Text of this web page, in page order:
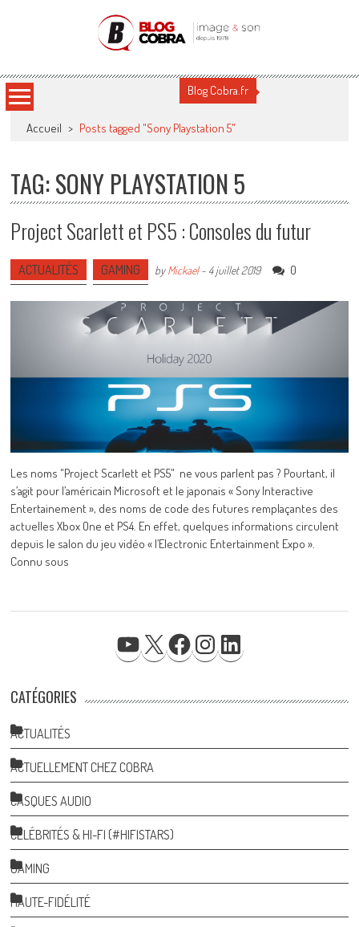
Blog Cobra
Blog Cobra.fr
Accueil > Posts tagged "Sony Playstation 5"
TAG: SONY PLAYSTATION 5
Project Scarlett et PS5 : Consoles du futur
ACTUALITÉS GAMING byMickael- 4 juillet 2019 0
Les noms "Project Scarlett et PS5" ne vous parlent pas ? Pourtant, il
s’agit pour l’américain Microsoft et le japonais « Sony Interactive
Entertainement », des noms de code des futures remplaçantes des
actuelles Xbox One et PS4. En effet, quelques informations circulent
depuis le salon du jeu vidéo « l’Electronic Entertainment Expo ».
Connu sous
YOUTUBE FACEBOOKINSTAGRAM
CATÉGORIES
ACTUALITÉS
ACTUELLEMENT CHEZ COBRA
CASQUES AUDIO
CÉLÉBRITÉS & HI-FI (#HIFISTARS)
GAMING
HAUTE-FIDÉLITÉ